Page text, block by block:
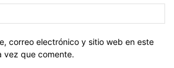
correo electrónico y sitio web en este
vez que comente.